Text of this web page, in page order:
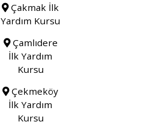
Çakmak İlk
Yardım Kursu
Çamlıdere
İlk Yardım
Kursu
Çekmeköy
İlk Yardım
Kursu